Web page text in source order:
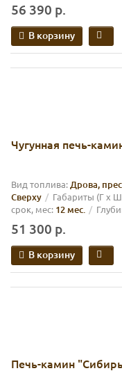
56 390 р.
В корзину
Чугунная печь-
Вид топлива:Дрова,
Cверху Габариты (Г х
срок, мес: 12 мес.
51 300 р.
В корзину
Печь-камин